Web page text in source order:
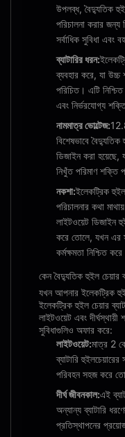
উপলব্ধ, বৈদ্যুতিক
পরিচালনা করার জন্য
সর্বাধিক সুবিধা এবং
ব্যাটারির ধরন:
ব্যবহার করে, যা
পরিচিত। এটি নিশ্চিত
এবং নির্ভরযোগ্য
নামমাত্র ভোল্টেজ:
বিশেষভাবে
ডিজাইন করা
নিখুঁত পরিমাণ শক্তি
নকশা:ইলেকট্রিক হুইল
পরিচালনার কথা
লাইটওয়েট ডিজাইন
করে তোলে, যখন এর
কর্মক্ষমতা নিশ্চিত
কেন বৈদ্যুতিক হুইল চেয়ার
যখন আপনার ইলেকট্রিক
ইলেকট্রিক হুইল চেয়ার
লাইটওয়েট এবং
সুবিধাগুলিও অফার করে:
লাইটওয়েট:মাত্র 2
ব্যাটারি
পরিবহন সহজ করে
দীর্ঘ জীবনকাল:এই
অন্যান্য ব্যাটারি
প্রতিস্থাপনের